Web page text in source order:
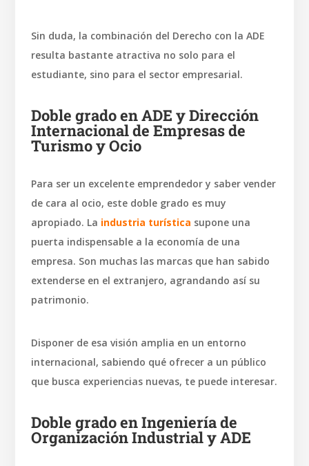
Sin duda, la combinación del Derecho con la ADE
resulta bastante atractiva no solo para el
estudiante, sino para el sector empresarial.
Doble grado en ADE y Dirección
Internacional de Empresas de
Turismo y Ocio
Para ser un excelente emprendedor y saber vender
de cara al ocio, este doble grado es muy
apropiado. La industria turística supone una
puerta indispensable a la economía de una
empresa. Son muchas las marcas que han sabido
extenderse en el extranjero, agrandando así su
patrimonio.
Disponer de esa visión amplia en un entorno
internacional, sabiendo qué ofrecer a un público
que busca experiencias nuevas, te puede interesar.
Doble grado en Ingeniería de
Organización Industrial y ADE